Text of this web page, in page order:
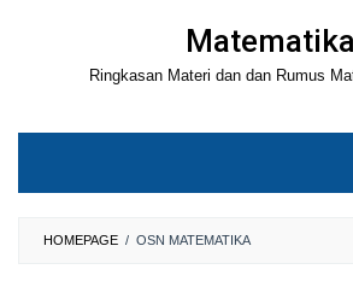
Matematika
Ringkasan Materi dan dan Rumus
HOMEPAGE / OSN MATEMATIKA